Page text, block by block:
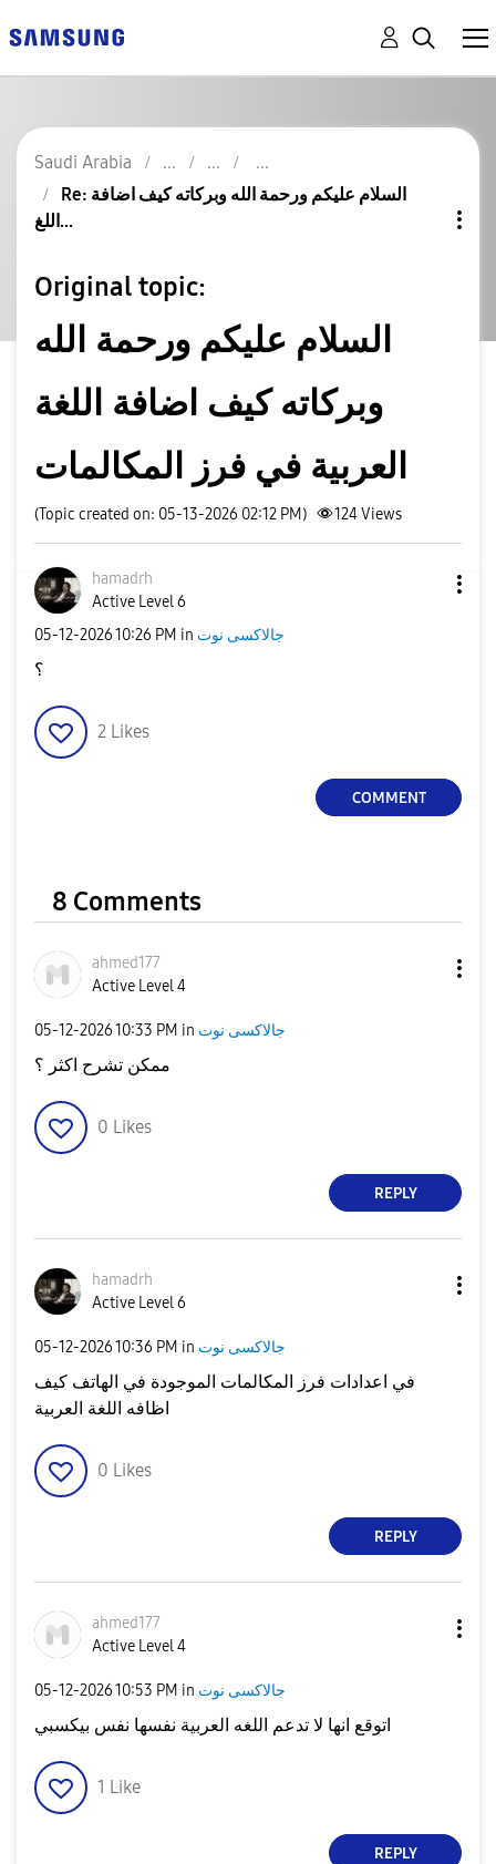
Saudi Arabia
Re: السلام عليكم ورحمة الله وبركاته كيف اضافة
اللغ...
Original topic:
السلام عليكم ورحمة الله
وبركاته كيف اضافة اللغة
العربية في فرز المكالمات
(Topic created on: 05-13-2026 02:12 PM) 124Views
hamadrh
Active Level 6
‎05-12-202610:26 PM in جالاكسى نوت
؟
2 Likes
COMMENT
8 Comments
ahmed177
Active Level 4
‎05-12-202610:33 PM in جالاكسى نوت
ممكن تشرح اكثر ؟
0 Likes
REPLY
hamadrh
Active Level 6
‎05-12-202610:36 PM in جالاكسى نوت
في اعدادات فرز المكالمات الموجودة في الهاتف كيف
اظافه اللغة العربية
0 Likes
REPLY
ahmed177
Active Level 4
‎05-12-202610:53 PM in جالاكسى نوت
اتوقع انها لا تدعم اللغه العربية نفسها نفس بيكسبي
1 Like
REPLY